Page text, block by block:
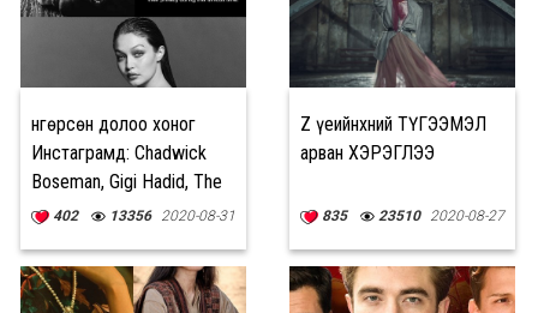
Өнгөрсөн долоо хоног
Инстаграмд: Chadwick
Boseman, Gigi Hadid, The
HU...402 13356 2020-08-31
Z үеийнхний ТҮГЭЭМЭЛ
арван ХЭРЭГЛЭЭ
835 23510 2020-08-27